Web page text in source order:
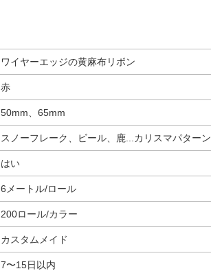
ワイヤーエッジの黄麻布リボン
赤
50mm、65mm
スノーフレーク、ビール、鹿...カリスマパターン
はい
6メートル/ロール
200ロール/カラー
カスタムメイド
7〜15日以内